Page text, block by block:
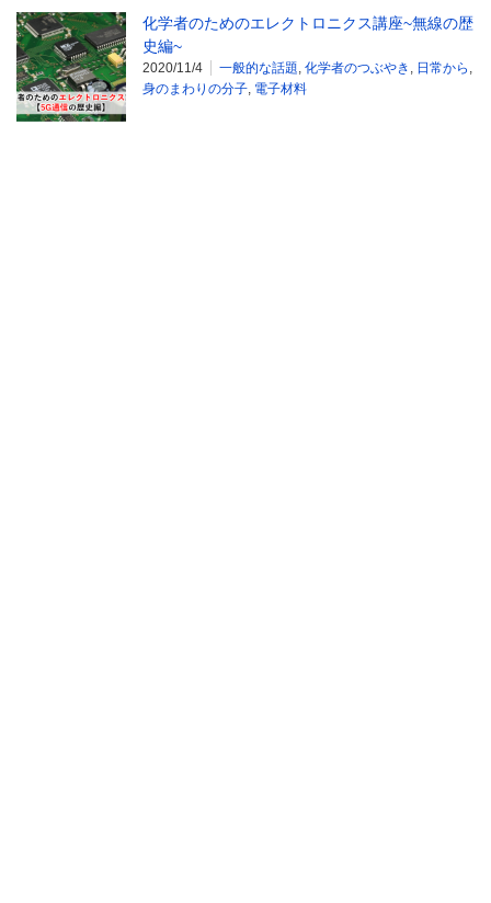
化学者のためのエレクトロニクス講座~無線の歴
史編~
2020/11/4 一般的な話題, 化学者のつぶやき , 日常から ,
身のまわりの分子, 電子材料